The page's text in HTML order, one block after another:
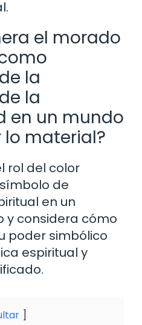
el morado
la
la
en un mundo
material?
rol del color
de
en un
y considera cómo
poder simbólico
espiritual y